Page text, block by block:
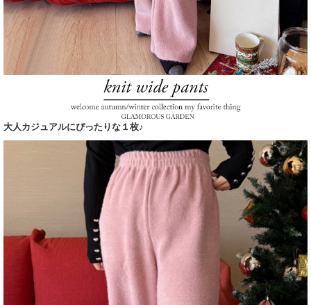
大人カジュアルにぴったりな１枚♪